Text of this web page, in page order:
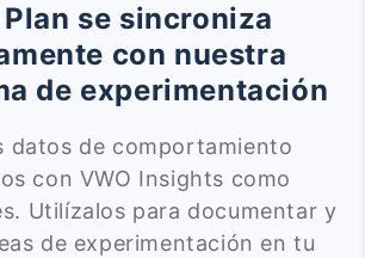
Plan se sincroniza
con nuestra
de experimentación
datos de comportamiento
con VWO Insights como
Utilízalos para documentar y
de experimentación en tu